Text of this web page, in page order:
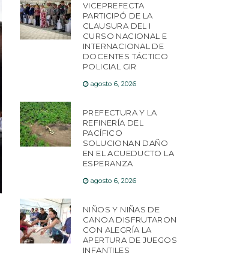
VICEPREFECTA
PARTICIPÓ DE LA
CLAUSURA DEL I
CURSO NACIONAL E
INTERNACIONAL DE
DOCENTES TÁCTICO
POLICIAL GIR
agosto 6, 2026
PREFECTURA Y LA
REFINERÍA DEL
PACÍFICO
SOLUCIONAN DAÑO
EN EL ACUEDUCTO LA
ESPERANZA
agosto 6, 2026
NIÑOS Y NIÑAS DE
CANOA DISFRUTARON
CON ALEGRÍA LA
APERTURA DE JUEGOS
INFANTILES